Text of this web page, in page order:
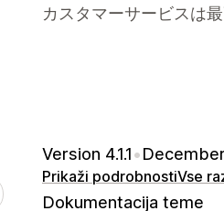
カスタマーサービスは
Version 4.1.1•
Prikaži podrobnostiVse
Dokumentacija teme